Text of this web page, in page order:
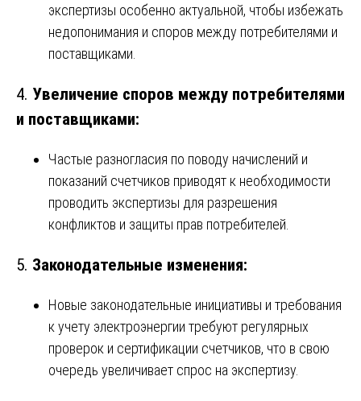
экспертизы особенно актуальной, чтобы избежать
недопонимания и споров между потребителями и
поставщиками.
4. Увеличение споров между потребителями
и поставщиками:
Частые разногласия по поводу начислений и
показаний счетчиков приводят к необходимости
проводить экспертизы для разрешения
конфликтов и защиты прав потребителей.
5. Законодательные изменения:
Новые законодательные инициативы и требования
к учету электроэнергии требуют регулярных
проверок и сертификации счетчиков, что в свою
очередь увеличивает спрос на экспертизу.